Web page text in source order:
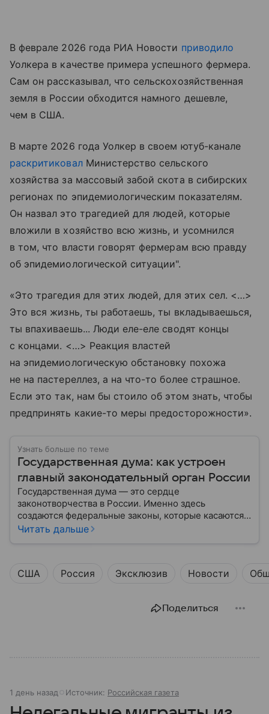
В феврале 2026 года РИА Новости приводило
Уолкера в качестве примера успешного фермера.
Сам он рассказывал, что сельскохозяйственная
земля в России обходится намного дешевле,
чем в США.
В марте 2026 года Уолкер в своем ютуб-канале
раскритиковалМинистерство сельского
хозяйства за массовый забой скота в сибирских
регионах по эпидемиологическим показателям.
Он назвал это трагедией для людей, которые
вложили в хозяйство всю жизнь, и усомнился
в том, что власти говорят фермерам всю правду
об эпидемиологической ситуации".
«Это трагедия для этих людей, для этих сел. <…>
Это вся жизнь, ты работаешь, ты вкладываешься,
ты впахиваешь... Люди еле-еле сводят концы
с концами. <…> Реакция властей
на эпидемиологическую обстановку похожа
не на пастереллез, а на что-то более страшное.
Если это так, нам бы стоило об этом знать, чтобы
предпринять какие-то меры предосторожности».
Узнать больше по теме
Государственная дума: как устроен
главный законодательный орган России
Государственная дума — это сердце
законотворчества в России. Именно здесь
создаются федеральные законы, которые касаются
жизни каждого гражданина: от образования и
Читать дальше
США Россия Эксклюзив Новости
Поделиться
1 день назад Источник: Российская газета